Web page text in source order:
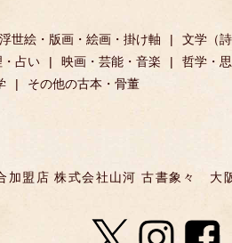
浮世絵・版画・絵画・掛け軸 文学（
・占い 映画・芸能・音楽 哲学・
その他の古本・骨董
加盟店 株式会社山河 古書象々 大